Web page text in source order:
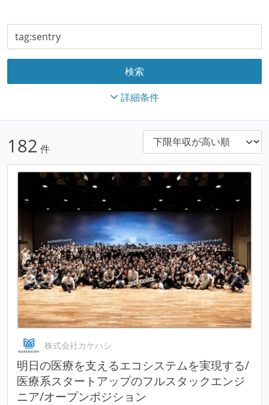
詳細条件
182 件
株式会社カケハシ
明⽇の医療を支えるエコシステムを実現する/
医療系スタートアップのフルスタックエンジ
ニア/オープンポジション